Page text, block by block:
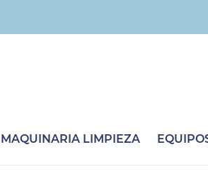
MAQUINARIA LIMPIEZA